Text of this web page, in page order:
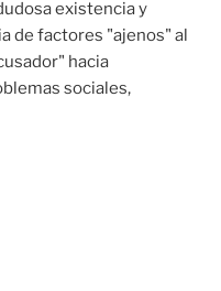
existencia y
de factores "ajenos" al
hacia
sociales,